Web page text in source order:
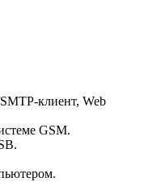
клиент, Web
GSM.